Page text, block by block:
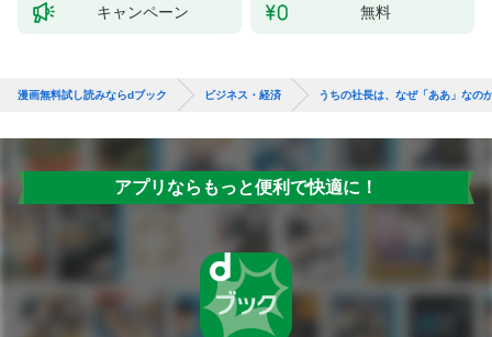
キャンペーン 無料
漫画無料試し読みならdブック ビジネス・経済 うちの社長は、なぜ「ああ」なの
アプリならもっと便利で快適に！